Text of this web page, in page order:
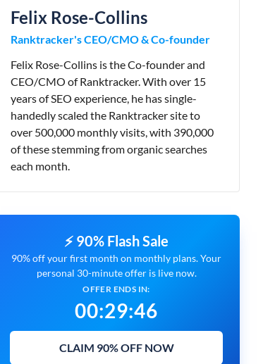
Felix Rose-Collins
Ranktracker's CEO/CMO & Co-founder
Felix Rose-Collins is the Co-founder and
CEO/CMO of Ranktracker. With over 15
years of SEO experience, he has single-
handedly scaled the Ranktracker site to
over 500,000 monthly visits, with 390,000
of these stemming from organic searches
each month.
⚡ 90% Flash Sale
90% off your first month on monthly plans. Your
personal 30-minute offer is live now.
OFFER ENDS IN:
00:29:45
CLAIM 90% OFF NOW